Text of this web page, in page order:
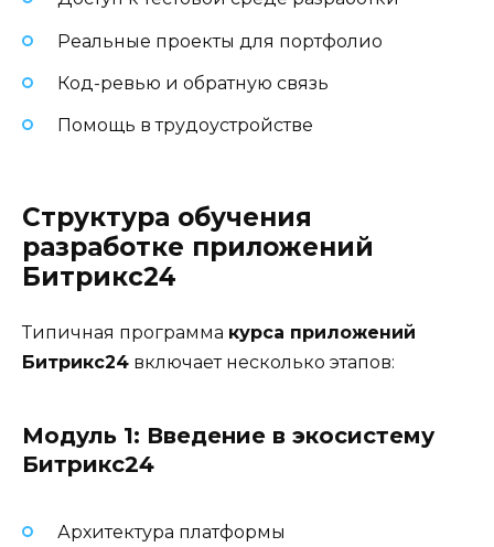
Реальные проекты для портфолио
Код-ревью и обратную связь
Помощь в трудоустройстве
Структура обучения
разработке приложений
Битрикс24
Типичная программа курса приложений
Битрикс24 включает несколько этапов:
Модуль 1: Введение в экосистему
Битрикс24
Архитектура платформы